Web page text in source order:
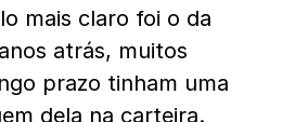
mais claro foi o da
atrás, muitos
prazo tinham uma
dela na carteira.